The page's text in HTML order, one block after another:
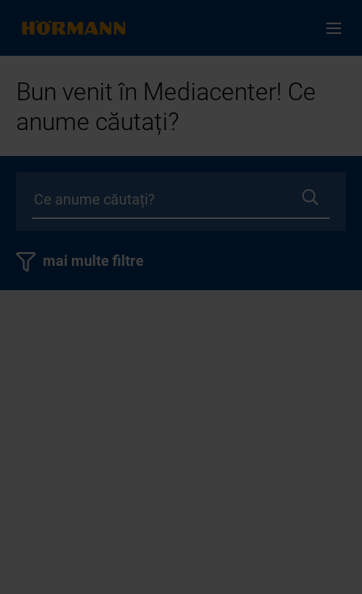
Bun venit în Mediacenter! Ce
anume căutați?
mai multe filtre